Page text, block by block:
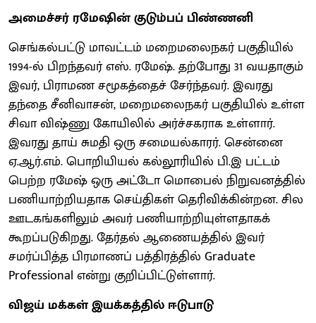
அமைச்சர் ரமேஷின் குடும்பப் பிண்ணனி
செங்கல்பட்டு மாவட்டம் மறைமலைநகர் பகுதியில்
1994-ல் பிறந்தவர் எஸ். ரமேஷ். தற்போது 31 வயதாகும்
இவர், பிராமண சமூகத்தைச் சேர்ந்தவர். இவரது
தந்தை சீனிவாசன், மறைமலைநகர் பகுதியில் உள்ள
சிவா விஷ்ணு கோயிலில் அர்ச்சகராக உள்ளார்.
இவரது தாய் சுமதி ஒரு சமையல்காரர். சென்னை
ஏ.ஆர்.எம். பொறியியல் கல்லூரியில் பி.இ பட்டம்
பெற்ற ரமேஷ் ஒரு அட்டோ மொபைல் நிறுவனத்தில்
பணியாற்றியதாக செய்திகள் தெரிவிக்கின்றன. சில
ஊடகங்களிலும் அவர் பணியாற்றியுள்ளதாகக்
கூறப்படுகிறது. தேர்தல் ஆணையத்தில் இவர்
சமர்ப்பித்த பிரமாணப் பத்திரத்தில் Graduate
Professional என்று குறிப்பிட்டுள்ளார்.
விஜய் மக்கள் இயக்கத்தில் ஈடுபாடு